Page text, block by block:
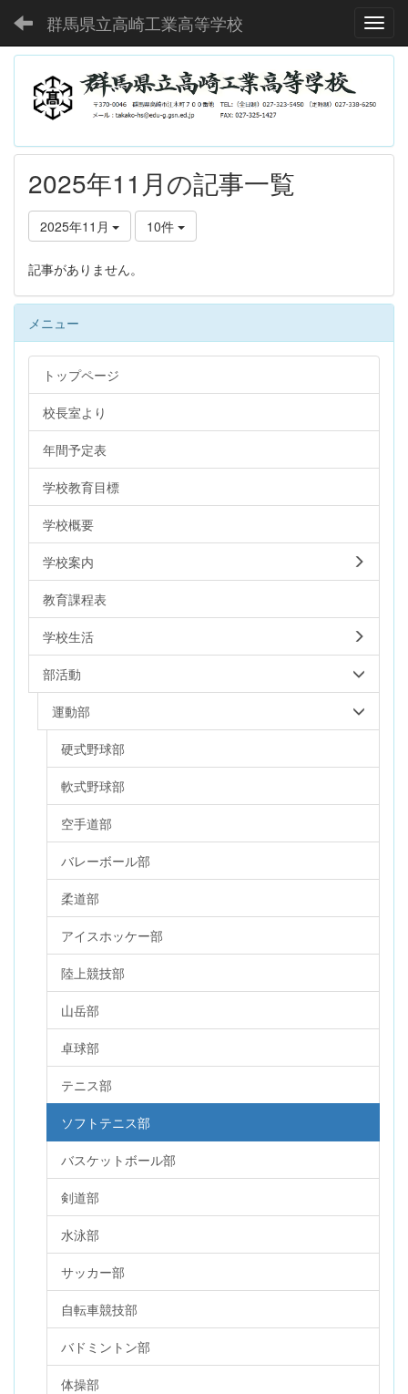
群馬県立高崎工業高等学校
2025年11月の記事一覧
2025年11月 10件
記事がありません。
メニュー
トップページ
校長室より
年間予定表
学校教育目標
学校概要
学校案内
教育課程表
学校生活
部活動
運動部
硬式野球部
軟式野球部
空手道部
バレーボール部
柔道部
アイスホッケー部
陸上競技部
山岳部
卓球部
テニス部
ソフトテニス部
バスケットボール部
剣道部
水泳部
サッカー部
自転車競技部
バドミントン部
体操部